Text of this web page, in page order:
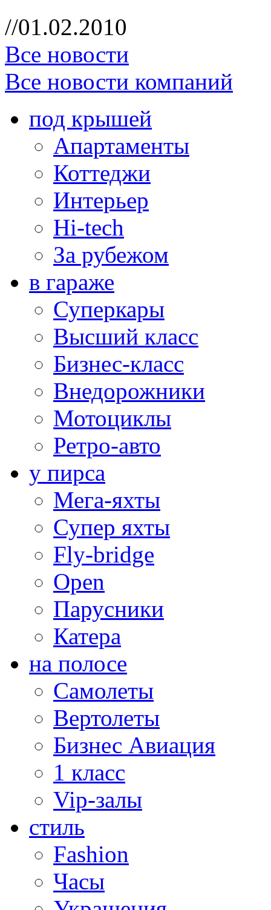
//01.02.2010
Все новости
Все новости компаний
под крышей
Апартаменты
Коттеджи
Интерьер
Hi-tech
За рубежом
в гараже
Суперкары
Высший класс
Бизнес-класс
Внедорожники
Мотоциклы
Ретро-авто
у пирса
Мега-яхты
Супер яхты
Fly-bridge
Open
Парусники
Катера
на полосе
Самолеты
Вертолеты
Бизнес Авиация
1 класс
Vip-залы
стиль
Fashion
Часы